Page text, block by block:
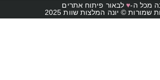
מכל ה-♥לבאור פיתוח אתרים
שמורות © יונה המלצות שוות 2025